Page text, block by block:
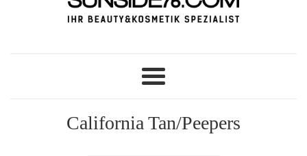
Menü
California Tan/Peepers